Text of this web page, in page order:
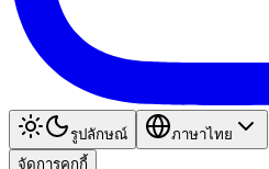
รูปลักษณ์
ภาษาไทย
จัดการคุกกี้